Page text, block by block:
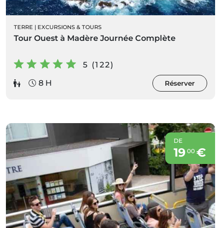
TERRE | EXCURSIONS & TOURS
Tour Ouest à Madère Journée Complète
5 (122)
8 H
Réserver
DE
19 00€